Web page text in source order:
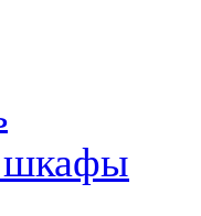
шкафы